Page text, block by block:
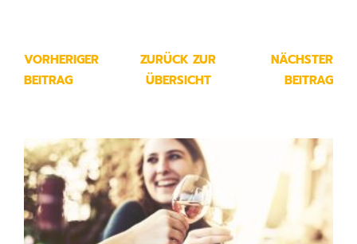
VORHERIGER
BEITRAG
ZURÜCK ZUR
ÜBERSICHT
NÄCHSTER
BEITRAG